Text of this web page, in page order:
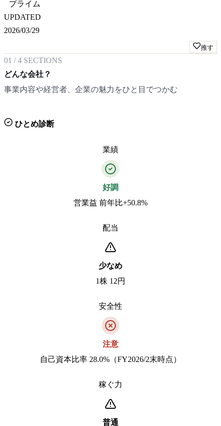
プライム
UPDATED
2026/03/29
推す
01 /4 SECTIONS
どんな会社？
事業内容や経営者、企業の魅力をひと目でつかむ
ひとめ診断
業績
好調
営業益 前年比+50.8%
配当
少なめ
1株 12円
安全性
注意
自己資本比率 28.0%（FY2026/2末時点）
稼ぐ力
普通